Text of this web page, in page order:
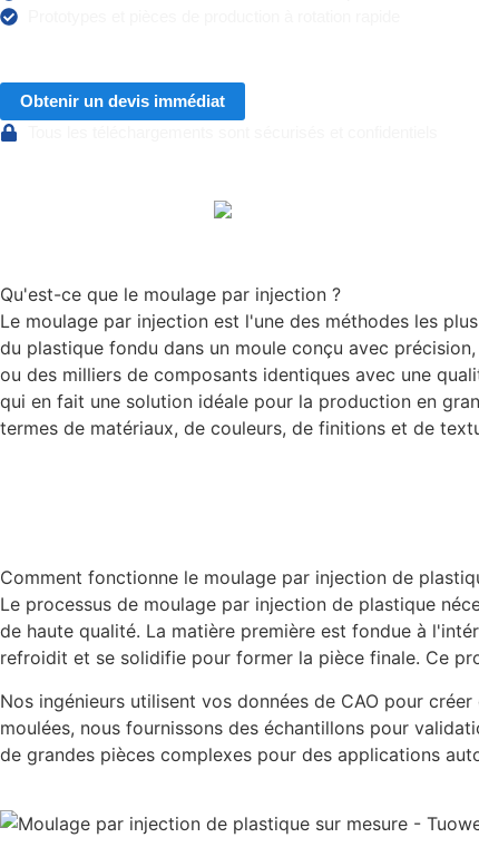
Obtenir un devis immédiat
Qu'est-ce que le moulage par injection ?
Le moulage par injection est l'une des méthodes les
du plastique fondu dans un moule conçu avec
ou des milliers de composants identiques avec une
qui en fait une solution idéale pour la production en
termes de matériaux, de couleurs, de finitions et de
Comment fonctionne le moulage par injection de
Le processus de moulage par injection de plastique
de haute qualité. La matière première est fondue à
refroidit et se solidifie pour former la pièce finale. Ce
Nos ingénieurs utilisent vos données de CAO pour
moulées, nous fournissons des échantillons pour
de grandes pièces complexes pour des applications